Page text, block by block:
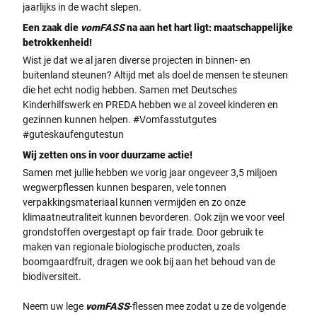
jaarlijks in de wacht slepen.
Een zaak die vomFASSna aan het hart ligt: maatschappelijke
betrokkenheid!
Wist je dat we al jaren diverse projecten in binnen- en
buitenland steunen? Altijd met als doel de mensen te steunen
die het echt nodig hebben. Samen met Deutsches
Kinderhilfswerk en PREDA hebben we al zoveel kinderen en
gezinnen kunnen helpen. #Vomfasstutgutes
#guteskaufengutestun
Wij zetten ons in voor duurzame actie!
Samen met jullie hebben we vorig jaar ongeveer 3,5 miljoen
wegwerpflessen kunnen besparen, vele tonnen
verpakkingsmateriaal kunnen vermijden en zo onze
klimaatneutraliteit kunnen bevorderen. Ook zijn we voor veel
grondstoffen overgestapt op fair trade. Door gebruik te
maken van regionale biologische producten, zoals
boomgaardfruit, dragen we ook bij aan het behoud van de
biodiversiteit.
Neem uw lege vomFASS-flessen mee zodat u ze de volgende